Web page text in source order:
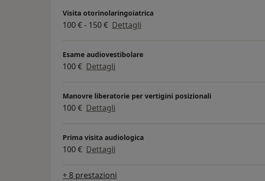
Se sei stanco di sentirti bloccato e vuoi
finalmente una soluzione, sono qui per aiutarti.
Insieme, possiamo trovare la via per farti
tornare a stare bene.
Visita otorinolaringoiatrica
100 € - 150 € Dettagli
Esame audiovestibolare
100 € Dettagli
Manovre liberatorie per vertigini posizionali
100 € Dettagli
Prima visita audiologica
100 € Dettagli
+ 8 prestazioni